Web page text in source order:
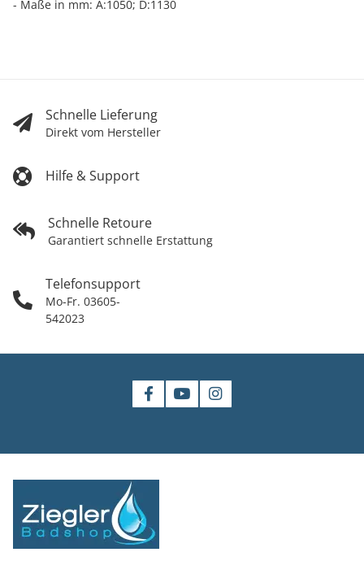
- Maße in mm: A:1050; D:1130
Schnelle Lieferung
Direkt vom Hersteller
Hilfe & Support
Schnelle Retoure
Garantiert schnelle Erstattung
Telefonsupport
Mo-Fr. 03605-
542023